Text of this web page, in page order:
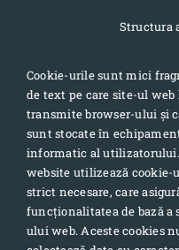
Structura
Adresa: Str. Pandurilor 7,
Telefon:
Telefon:
Cookie-urile sunt mici
de text pe care site-ul web
transmite browser-ului și
sunt stocate în
informatic al
website utilizează cookie-
strict necesare, care
funcționalitatea de bază a
ului web. Aceste cookies